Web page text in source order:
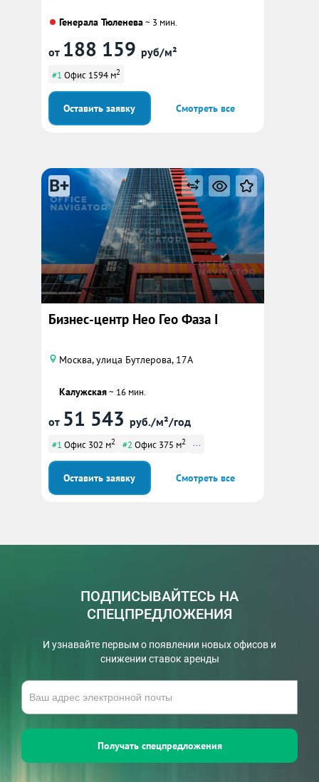
Генерала Тюленева~ 3 мин.
от 188 159 руб/м²
#1 Офис 1594 м2
Оставить заявку Смотреть все
B+
Бизнес-центр Нео Гео Фаза I
Москва, улица Бутлерова, 17А
Калужская~ 16 мин.
от 51 543 руб./м²/год
#1 Офис 302 м2 #2 Офис 375 м2 ...
Оставить заявку Смотреть все
ПОДПИСЫВАЙТЕСЬ НА
СПЕЦПРЕДЛОЖЕНИЯ
И узнавайте первым о появлении новых офисов и
снижении ставок аренды
Получать спецпредложения